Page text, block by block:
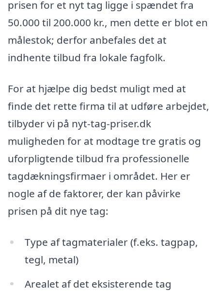
prisen for et nyt tag ligge i spændet fra
50.000 til 200.000 kr., men dette er blot en
målestok; derfor anbefales det at
indhente tilbud fra lokale fagfolk.
For at hjælpe dig bedst muligt med at
finde det rette firma til at udføre arbejdet,
tilbyder vi på nyt-tag-priser.dk
muligheden for at modtage tre gratis og
uforpligtende tilbud fra professionelle
tagdækningsfirmaer i området. Her er
nogle af de faktorer, der kan påvirke
prisen på dit nye tag:
Type af tagmaterialer (f.eks. tagpap,
tegl, metal)
Arealet af det eksisterende tag